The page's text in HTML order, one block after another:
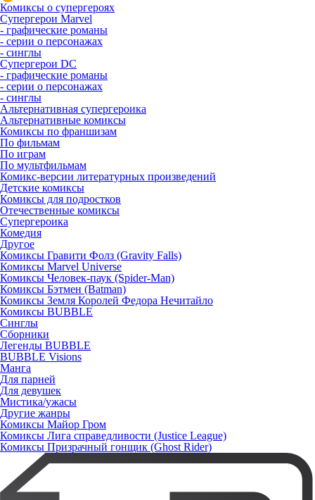
Комиксы о супергероях
Супергерои Marvel
- графические романы
- серии о персонажах
- синглы
Супергерои DC
- графические романы
- серии о персонажах
- синглы
Альтернативная супергероика
Альтернативные комиксы
Комиксы по франшизам
По фильмам
По играм
По мультфильмам
Комикс-версии литературных произведений
Детские комиксы
Комиксы для подростков
Отечественные комиксы
Супергероика
Комедия
Другое
Комиксы Гравити Фолз (Gravity Falls)
Комиксы Marvel Universe
Комиксы Человек-паук (Spider-Man)
Комиксы Бэтмен (Batman)
Комиксы Земля Королей Федора Нечитайло
Комиксы BUBBLE
Синглы
Сборники
Легенды BUBBLE
BUBBLE Visions
Манга
Для парней
Для девушек
Мистика/ужасы
Другие жанры
Комиксы Майор Гром
Комиксы Лига справедливости (Justice League)
Комиксы Призрачный гонщик (Ghost Rider)